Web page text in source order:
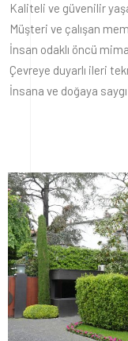
Kaliteli ve güvenilir
Müşteri ve çalışan
İnsan odaklı öncü
Çevreye duyarlı ileri
İnsana ve doğaya saygı